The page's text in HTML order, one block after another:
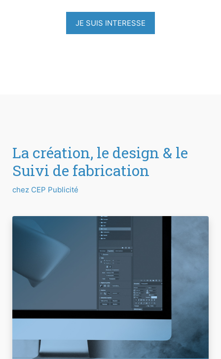
JE SUIS INTERESSE
La création, le design & le
Suivi de fabrication
chez CEP Publicité